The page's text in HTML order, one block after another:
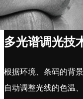
多光谱调光技
根据环境、条码的背景
自动调整光线的色温